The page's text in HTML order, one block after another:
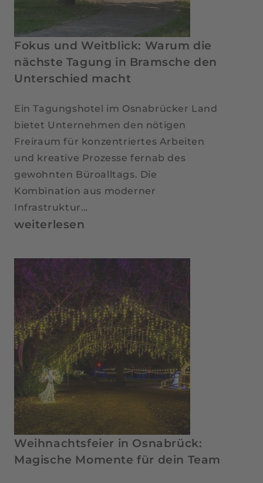
Fokus und Weitblick: Warum die
nächste Tagung in Bramsche den
Unterschied macht
Ein Tagungshotel im Osnabrücker Land
bietet Unternehmen den nötigen
Freiraum für konzentriertes Arbeiten
und kreative Prozesse fernab des
gewohnten Büroalltags. Die
Kombination aus moderner
Infrastruktur…
Fokus
Weitblick:
Warum
nächste
Tagung
in
Bramsche
den
Unterschied
macht
weiterlesen
Weihnachtsfeier in Osnabrück:
Magische Momente für dein Team